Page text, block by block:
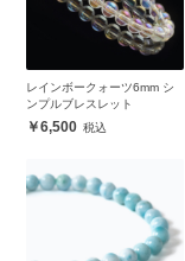
レインボークォーツ6mm シ
ンプルブレスレット
6,500